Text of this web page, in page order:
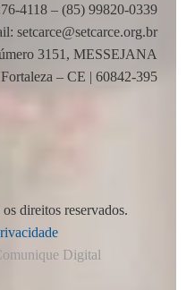
4118 – (85) 99820-0339
setcarce@setcarce.org.br
3151, MESSEJANA
Fortaleza – CE | 60842-395
direitos reservados.
Digital